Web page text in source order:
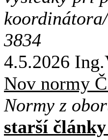
3834
4.5.2026
Nov normy
Normy z
starší